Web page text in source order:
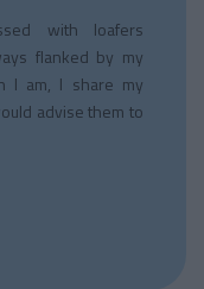
with loafers
flanked by my
I am, I share my
advise them to